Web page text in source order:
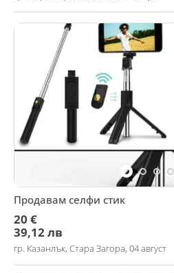
Продавам селфи стик
20 €
39,12 лв
гр. Казанлък, Стара Загора, 04 август